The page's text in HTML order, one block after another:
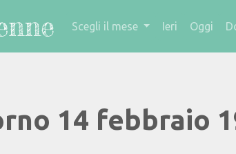
Scegli il mese Ieri Oggi
14 febbraio